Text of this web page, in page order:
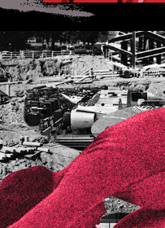
Doliu și deznădejde